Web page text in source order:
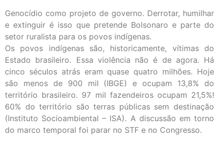
Genocídio como projeto de governo. Derrotar, humilhar
e extinguir é isso que pretende Bolsonaro e parte do
setor ruralista para os povos indígenas.
Os povos indígenas são, historicamente, vítimas do
Estado brasileiro. Essa violência não é de agora. Há
cinco séculos atrás eram quase quatro milhões. Hoje
são menos de 900 mil (IBGE) e ocupam 13,8% do
território brasileiro. 97 mil fazendeiros ocupam 21,5%!
60% do território são terras públicas sem destinação
(Instituto Socioambiental – ISA). A discussão em torno
do marco temporal foi parar no STF e no Congresso.